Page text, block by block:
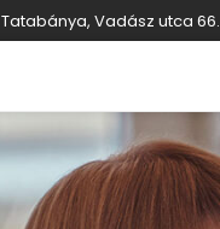
Tatabánya, Vadász utca 66.